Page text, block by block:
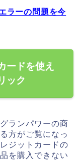
ラーの問題を今
ードを使え
ック
ランパワーの商
方がご覧になっ
ジットカードの
を購入できない